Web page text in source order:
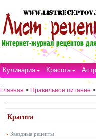
Кулинария Красота
Главная > Правильное питание >
Красота
Звездные рецепты